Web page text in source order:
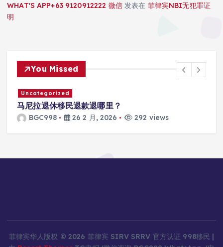
WHAT'S APP+63 9120912222 微信发表在 菲律宾NBI无犯罪证
明
You Missed
款退哪里？
2 月, 2026 292 views BGC998
菲律宾华人版权 © 2026 菲律宾 SIRV SRRV 官方认证 998移民 |